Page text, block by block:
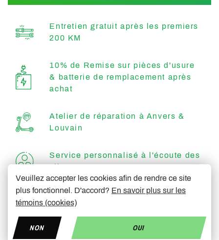
Entretien gratuit après les premiers
200 KM
10% de Remise sur pièces d'usure
& batterie de remplacement après
achat
Atelier de réparation à Anvers &
Louvain
Service personnalisé à l'écoute des
clients
Efficace & rapide
Veuillez accepter les cookies afin de rendre ce site
plus fonctionnel. D'accord? En savoir plus sur les
témoins (cookies)
NON OUI